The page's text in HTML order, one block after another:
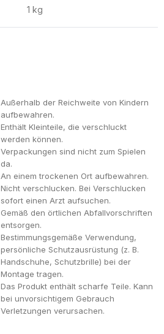
1 kg
Außerhalb der Reichweite von Kindern
aufbewahren.
Enthält Kleinteile, die verschluckt
werden können.
Verpackungen sind nicht zum Spielen
da.
An einem trockenen Ort aufbewahren.
Nicht verschlucken. Bei Verschlucken
sofort einen Arzt aufsuchen.
Gemäß den örtlichen Abfallvorschriften
entsorgen.
Bestimmungsgemäße Verwendung,
persönliche Schutzausrüstung (z. B.
Handschuhe, Schutzbrille) bei der
Montage tragen.
Das Produkt enthält scharfe Teile. Kann
bei unvorsichtigem Gebrauch
Verletzungen verursachen.